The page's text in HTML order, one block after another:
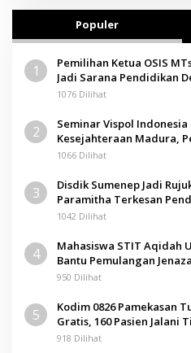
Populer
1
Pemilihan Ketua OSIS
Jadi Sarana Pendidikan
1076 Dilihat
2
Seminar Vispol
Kesejahteraan Madura,
Kunci
1066 Dilihat
3
Disdik Sumenep Jadi
Paramitha Terkesan
1042 Dilihat
4
Mahasiswa STIT Aqidah
Bantu Pemulangan
950 Dilihat
5
Kodim 0826 Pamekasan
Gratis, 160 Pasien Jalani
918 Dilihat